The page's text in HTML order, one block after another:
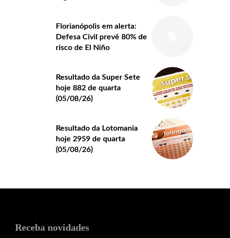
Florianópolis em alerta:
Defesa Civil prevê 80% de
risco de El Niño
Resultado da Super Sete
hoje 882 de quarta
(05/08/26)
Resultado da Lotomania
hoje 2959 de quarta
(05/08/26)
Receba novidades